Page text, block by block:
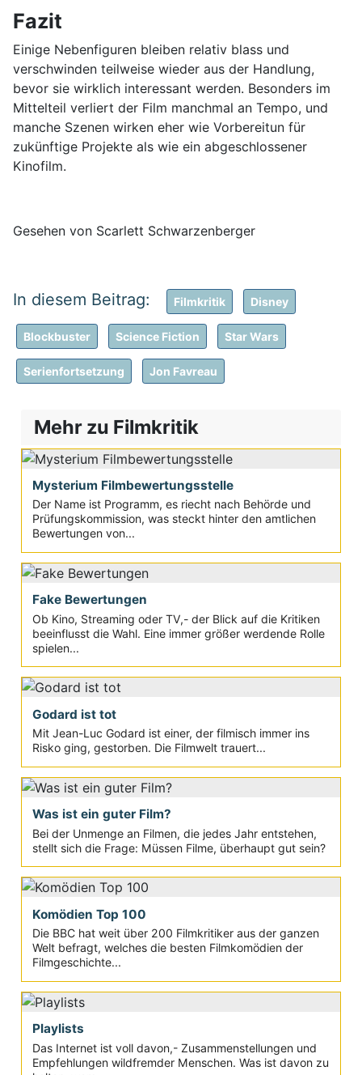
Fazit
Einige Nebenfiguren bleiben relativ blass und
verschwinden teilweise wieder aus der Handlung,
bevor sie wirklich interessant werden. Besonders im
Mittelteil verliert der Film manchmal an Tempo, und
manche Szenen wirken eher wie Vorbereitun für
zukünftige Projekte als wie ein abgeschlossener
Kinofilm.
Gesehen von Scarlett Schwarzenberger
Filmkritik Disney
Blockbuster Science Fiction Star Wars
Serienfortsetzung Jon Favreau
Mehr zu Filmkritik
Mysterium Filmbewertungsstelle
Der Name ist Programm, es riecht nach Behörde und
Prüfungskommission, was steckt hinter den amtlichen
Bewertungen von...
Fake Bewertungen
Ob Kino, Streaming oder TV,- der Blick auf die Kritiken
beeinflusst die Wahl. Eine immer größer werdende Rolle
spielen...
Godard ist tot
Mit Jean-Luc Godard ist einer, der filmisch immer ins
Risko ging, gestorben. Die Filmwelt trauert...
Was ist ein guter Film?
Bei der Unmenge an Filmen, die jedes Jahr entstehen,
stellt sich die Frage: Müssen Filme, überhaupt gut sein?
Komödien Top 100
Die BBC hat weit über 200 Filmkritiker aus der ganzen
Welt befragt, welches die besten Filmkomödien der
Filmgeschichte...
Playlists
Das Internet ist voll davon,- Zusammenstellungen und
Empfehlungen wildfremder Menschen. Was ist davon zu